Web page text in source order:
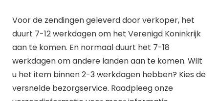
Voor de zendingen geleverd door verkoper, het
duurt 7-12 werkdagen om het Verenigd Koninkrijk
aan te komen. En normaal duurt het 7-18
werkdagen om andere landen aan te komen. Wilt
u het item binnen 2-3 werkdagen hebben? Kies de
versnelde bezorgservice. Raadpleeg onze